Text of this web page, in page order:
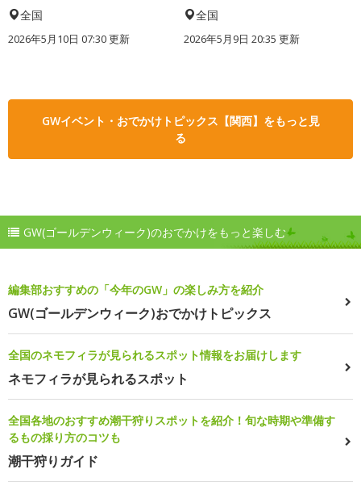
全国
2026年5月10日 07:30 更新
全国
2026年5月9日 20:35 更新
GWイベント・おでかけトピックス【関西】をもっと見
る
GW(ゴールデンウィーク)のおでかけをもっと楽しむ
編集部おすすめの「今年のGW」の楽しみ方を紹介
GW(ゴールデンウィーク)おでかけトピックス
全国のネモフィラが見られるスポット情報をお届けします
ネモフィラが見られるスポット
全国各地のおすすめ潮干狩りスポットを紹介！旬な時期や準備す
るもの採り方のコツも
潮干狩りガイド